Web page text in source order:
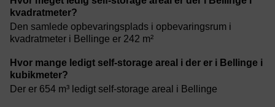
kvadratmeter?
Den samlede opbevaringsplads i opbevaringsrum i
kvadratmeter i Bellinge er 242 m²
Hvor mange ledigt self-storage areal i der er i Bellinge i
kubikmeter?
Der er 654 m³ ledigt self-storage areal i Bellinge